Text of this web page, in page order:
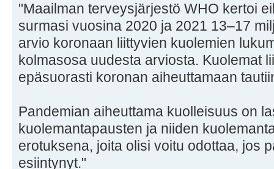
"Maailman terveysjärjestö WHO kertoi
surmasi vuosina 2020 ja 2021 13–17
arvio koronaan liittyvien kuolemien
kolmasosa uudesta arviosta. Kuolemat
epäsuorasti koronan aiheuttamaan
Pandemian aiheuttama kuolleisuus on
kuolemantapausten ja niiden
erotuksena, joita olisi voitu odottaa, jos
esiintynyt."